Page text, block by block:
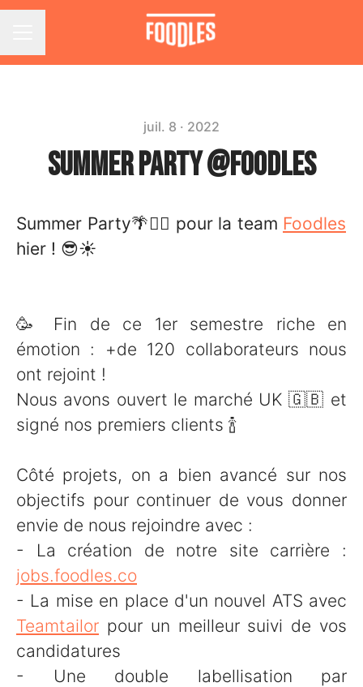
juil. 8 · 2022
Summer party @Foodles
Summer Party🌴🏄‍♀️ pour la team Foodles
hier ! 😎☀️
🥳 Fin de ce 1er semestre riche en
émotion : +de 120 collaborateurs nous
ont rejoint !
Nous avons ouvert le marché UK 🇬🇧 et
signé nos premiers clients 🍾
Côté projets, on a bien avancé sur nos
objectifs pour continuer de vous donner
envie de nous rejoindre avec :
- La création de notre site carrière :
jobs.foodles.co
- La mise en place d'un nouvel ATS avec
Teamtailor pour un meilleur suivi de vos
candidatures
- Une double labellisation par